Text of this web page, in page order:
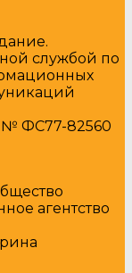
службой по
ФС77-82560
агентство